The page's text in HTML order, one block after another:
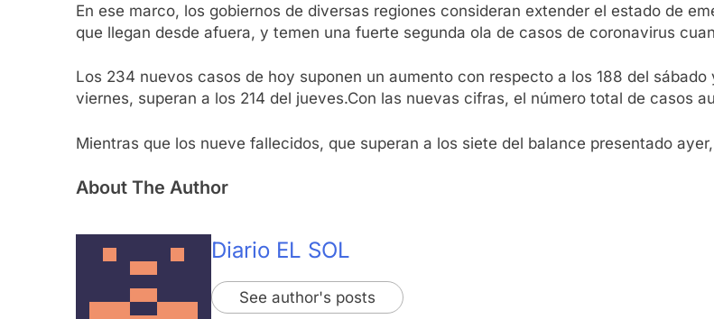
En ese marco, los gobiernos de diversas regiones consideran extender el estado de
que llegan desde afuera, y temen una fuerte segunda ola de casos de coronavirus
Los 234 nuevos casos de hoy suponen un aumento con respecto a los 188 del
viernes, superan a los 214 del jueves.Con las nuevas cifras, el número total de casos
Mientras que los nueve fallecidos, que superan a los siete del balance presentado
About The Author
Diario EL SOL
See author's posts